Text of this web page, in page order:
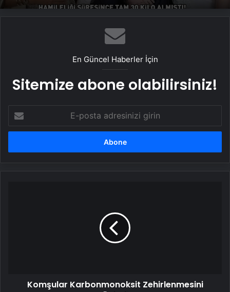
En Güncel Haberler İçin
Sitemize abone olabilirsiniz!
posta
adresinizi
Komşular Karbonmonoksit Zehirlenmesini